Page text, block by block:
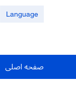
Language
صفحه اصلی